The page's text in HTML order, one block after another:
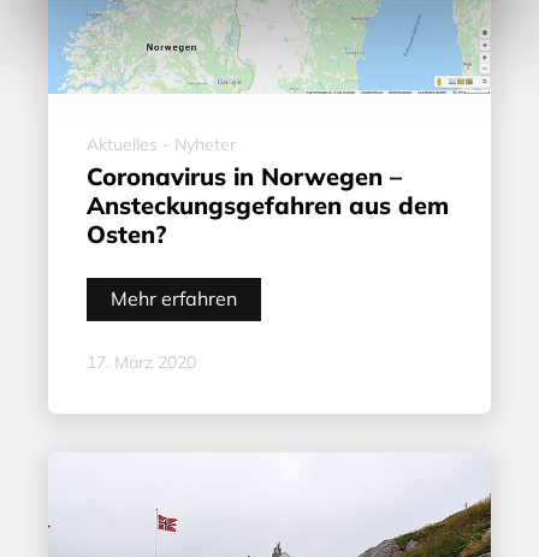
Aktuelles - Nyheter
Coronavirus in Norwegen –
Ansteckungsgefahren aus dem
Osten?
Mehr erfahren
17. März 2020